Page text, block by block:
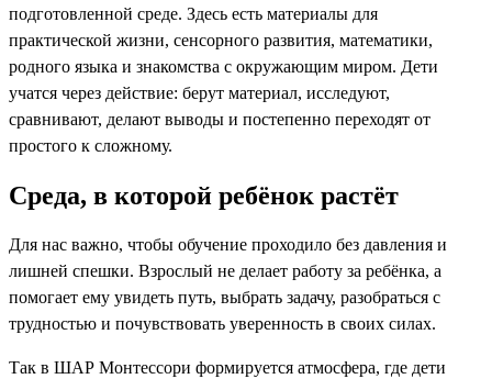
подготовленной среде. Здесь есть материалы для
практической жизни, сенсорного развития, математики,
родного языка и знакомства с окружающим миром. Дети
учатся через действие: берут материал, исследуют,
сравнивают, делают выводы и постепенно переходят от
простого к сложному.
Среда, в которой ребёнок растёт
Для нас важно, чтобы обучение проходило без давления и
лишней спешки. Взрослый не делает работу за ребёнка, а
помогает ему увидеть путь, выбрать задачу, разобраться с
трудностью и почувствовать уверенность в своих силах.
Так в ШАР Монтессори формируется атмосфера, где дети